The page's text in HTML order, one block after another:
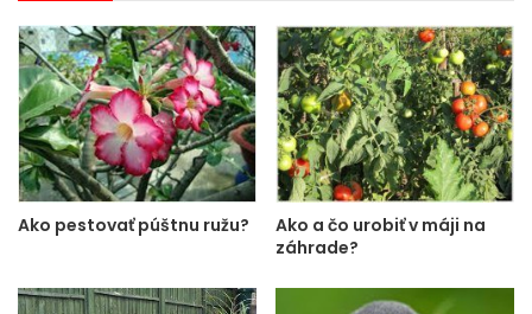
Ako pestovať púštnu ružu?
Ako a čo urobiť v máji na
záhrade?